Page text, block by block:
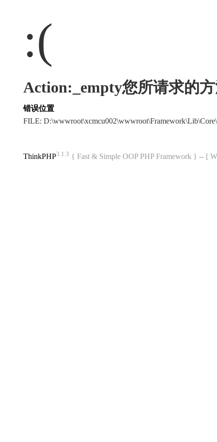
:(
Action:_empty您所请求的
错误位置
FILE:
ThinkPHP3.1.3 { Fast & Simple OOP PHP Framework } -- [